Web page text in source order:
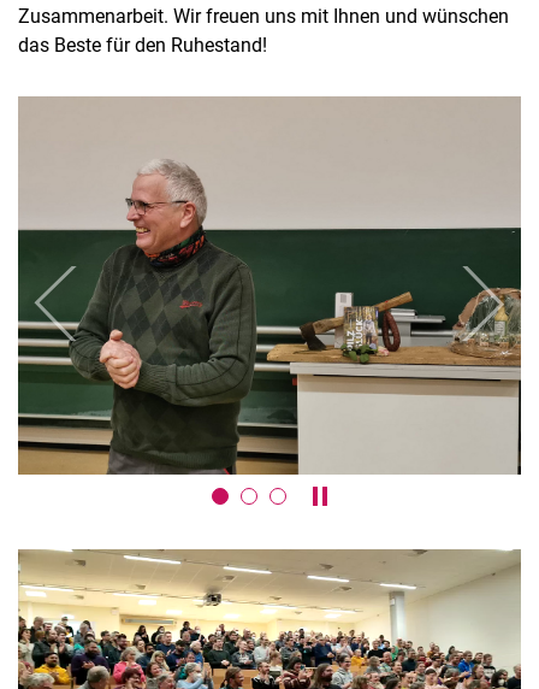
Zusammenarbeit. Wir freuen uns mit Ihnen und wünschen
das Beste für den Ruhestand!
Karussell anhalten /
zurück weiter